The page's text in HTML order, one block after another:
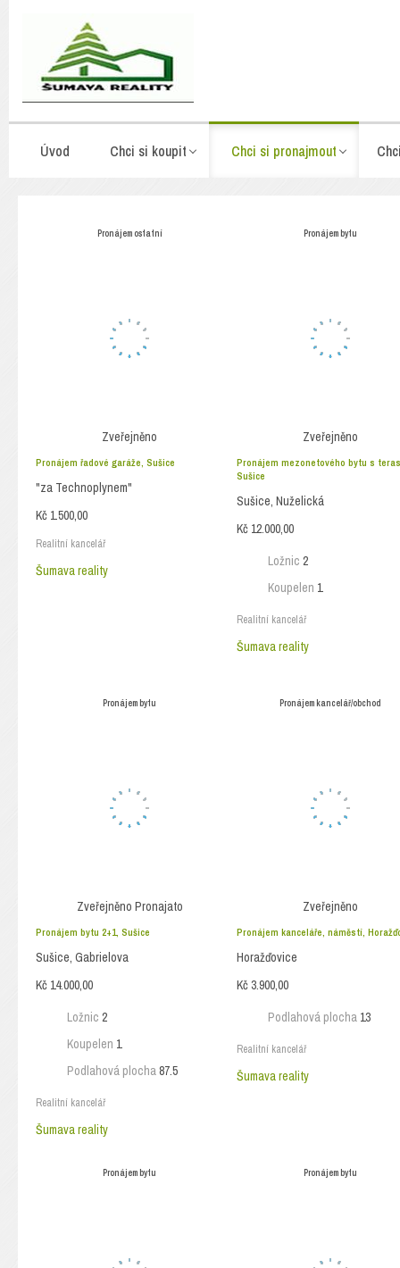
Úvod Chci si koupit Chci si pronajmout
Pronájem ostatní
Zveřejněno
Pronájem řadové garáže, Sušice
"za Technoplynem"
Kč 1.500,00
Realitní kancelář
Šumava reality
Pronájem bytu
Zveřejněno
Pronájem mezonetového bytu s
Sušice
Sušice, Nuželická
Kč 12.000,00
Ložnic 2
Koupelen 1
Realitní kancelář
Šumava reality
Pronájem bytu
Zveřejněno Pronajato
Pronájem bytu 2+1, Sušice
Sušice, Gabrielova
Kč 14.000,00
Ložnic 2
Koupelen 1
Podlahová plocha87.5
Realitní kancelář
Šumava reality
Pronájem kancelář/obchod
Zveřejněno
Pronájem kanceláře, náměstí,
Horažďovice
Kč 3.900,00
Podlahová plocha 13
Realitní kancelář
Šumava reality
Pronájem bytu Pronájem bytu